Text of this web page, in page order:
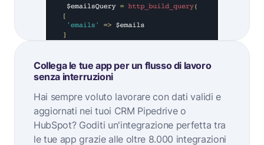
Collega le tue app per un flusso di lavoro
senza interruzioni
Hai sempre voluto lavorare con dati validi e
aggiornati nei tuoi CRM Pipedrive o
HubSpot? Goditi un'integrazione perfetta tra
le tue app grazie alle oltre 8.000 integrazioni